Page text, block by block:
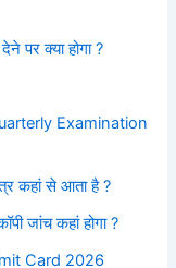
पर क्या होगा ?
Examination
कहां से आता है ?
जांच कहां होगा ?
Card 2026